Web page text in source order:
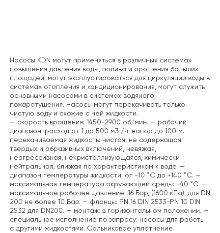
Насосы KDN могут применяться в различных системах
повышения давления воды, полива и орошения больших
площадей, могут эксплуатироваться для циркуляции воды в
системах отопления и кондиционирования, могут служить
основными насосами в системах водяного
пожаротушения. Насосы могут перекачивать только
чистую воду и схожие с ней жидкости.
— скорость вращения: 1450-2900 об/мин. — рабочий
диапазон: расход от 1 до 500 м3 /ч, напор до 100 м. —
перекачиваемая жидкость: чистая, не содержащая
твердых и абразивных включений, невязкая,
неагрессивная, некристаллизующаяся, химически
нейтральная, близкая по характеристикам к воде. —
диапазон температуры жидкости: от -10 °C до +140 °C. —
максимальная температура окружающей среды: +40 °C. —
максимальное рабочее давление: 16 Бар, (1600 кПа), для DN
200 не более 10 Бар. — фланцы: PN 16 DIN 2533-PN 10 DIN
2532 для DN200. — монтаж: в горизонтальном положении. —
специальное исполнение по запросу: насосы для работы
с другими жидкостями. Сальниковое уплотнение.